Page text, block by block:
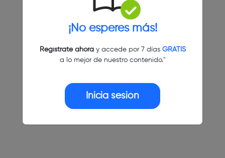
¡No esperes más!
Regístrate ahoray accede por 7 días GRATIS
a lo mejor de nuestro contenido."
Inicia sesión